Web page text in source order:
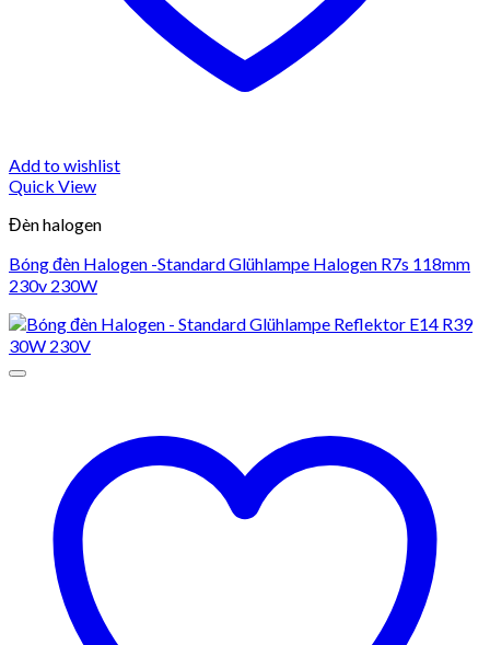
Add to wishlist
Quick View
Đèn halogen
Bóng đèn Halogen -Standard Glühlampe Halogen R7s 118mm
230v 230W